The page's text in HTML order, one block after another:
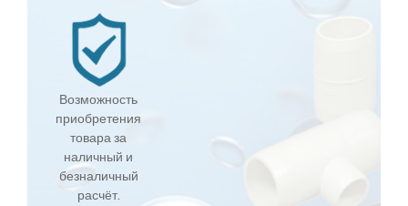
Возможность
приобретения
товара за
наличный и
безналичный
расчёт.